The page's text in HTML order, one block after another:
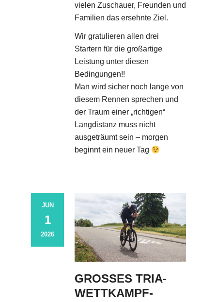
vielen Zuschauer, Freunden und
Familien das ersehnte Ziel.
Wir gratulieren allen drei
Startern für die großartige
Leistung unter diesen
Bedingungen!!
Man wird sicher noch lange von
diesem Rennen sprechen und
der Traum einer „richtigen“
Langdistanz muss nicht
ausgeträumt sein – morgen
beginnt ein neuer Tag
JUN
1
2026
GROSSES TRIA-W
ETTKAMPF-W